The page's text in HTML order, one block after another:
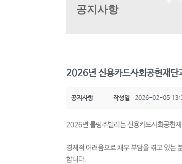
공지사항
2026년 신용카드사회공헌재단
공지사항 작성일 2026-02-05
2026년 롤링주빌리는 신용카드사회공헌
경제적 어려움으로 채무 부담을 겪고 있는
합니다.